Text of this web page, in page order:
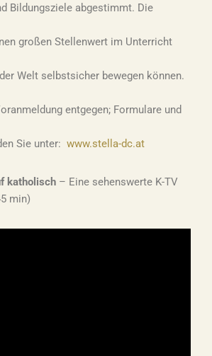
Bildungsziele abgestimmt. Die
großen Stellenwert im Unterricht
Welt selbstsicher bewegen können.
entgegen; Formulare und
Sie unter: www.stella-dc.at
katholisch – Eine sehenswerte K-TV
min)